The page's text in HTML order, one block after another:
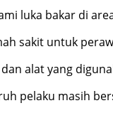
luka bakar di
sakit untuk
alat yang
pelaku masih